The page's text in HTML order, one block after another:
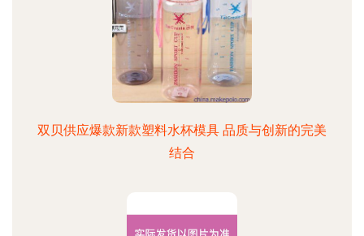
双贝供应爆款新款塑料水杯模具 品质与创新的完美
结合